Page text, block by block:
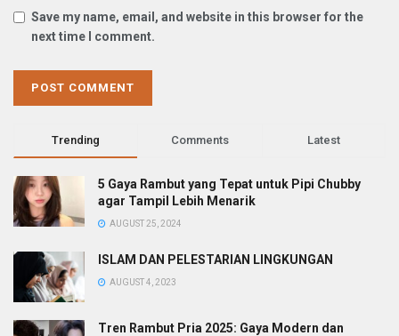
Save my name, email, and website in this browser for the
next time I comment.
Trending Comments Latest
5 Gaya Rambut yang Tepat untuk Pipi Chubby
agar Tampil Lebih Menarik
AUGUST 25, 2024
ISLAM DAN PELESTARIAN LINGKUNGAN
AUGUST 4, 2023
Tren Rambut Pria 2025: Gaya Modern dan